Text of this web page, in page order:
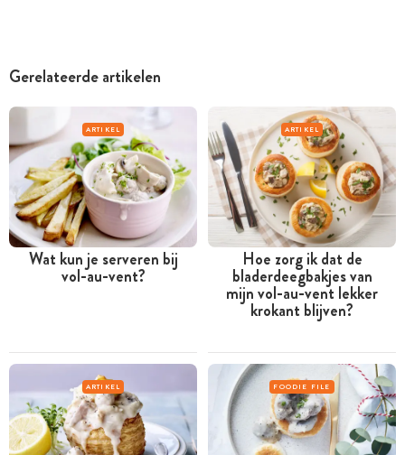
Gerelateerde artikelen
ARTIKEL
Wat kun je serveren bij
vol-au-vent?
ARTIKEL
Hoe zorg ik dat de
bladerdeegbakjes van
mijn vol-au-vent lekker
krokant blijven?
ARTIKEL FOODIE FILE